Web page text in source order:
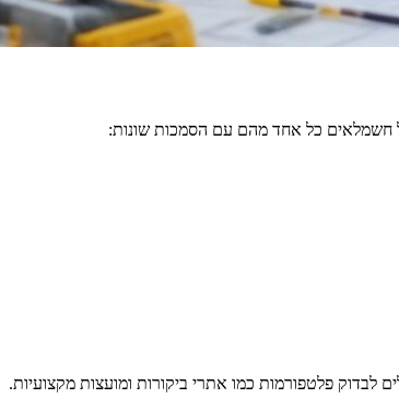
חשמלאים כל אחד מהם עם הסמכות שונות:
לבדוק פלטפורמות כמו אתרי ביקורות ומועצות מקצועיות.